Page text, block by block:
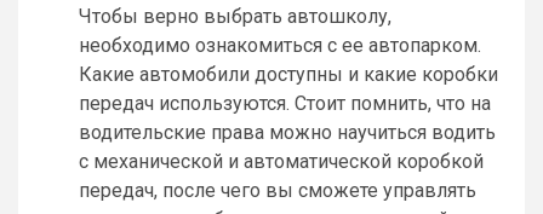
Чтобы верно выбрать автошколу,
необходимо ознакомиться с ее автопарком.
Какие автомобили доступны и какие коробки
передач используются. Стоит помнить, что на
водительские права можно научиться водить
с механической и автоматической коробкой
передач, после чего вы сможете управлять